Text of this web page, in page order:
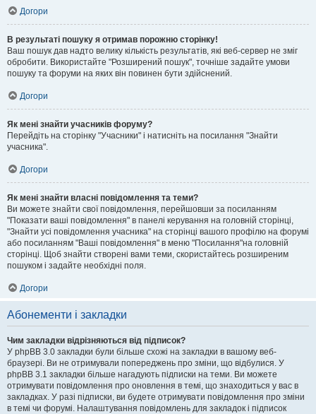
Догори
В результаті пошуку я отримав порожню сторінку!
Ваш пошук дав надто велику кількість результатів, які веб-сервер не зміг
обробити. Використайте "Розширений пошук", точніше задайте умови
пошуку та форуми на яких він повинен бути здійснений.
Догори
Як мені знайти учасників форуму?
Перейдіть на сторінку "Учасники" і натисніть на посилання "Знайти
учасника".
Догори
Як мені знайти власні повідомлення та теми?
Ви можете знайти свої повідомлення, перейшовши за посиланням
"Показати ваші повідомлення" в панелі керування на головній сторінці,
"Знайти усі повідомлення учасника" на сторінці вашого профілю на форумі
або посиланням "Ваші повідомлення" в меню "Посилання"на головній
сторінці. Щоб знайти створені вами теми, скористайтесь розширеним
пошуком і задайте необхідні поля.
Догори
Абонементи і закладки
Чим закладки відрізняються від підписок?
У phpBB 3.0 закладки були більше схожі на закладки в вашому веб-
браузері. Ви не отримували попереджень про зміни, що відбулися. У
phpBB 3.1 закладки більше нагадують підписки на теми. Ви можете
отримувати повідомлення про оновлення в темі, що знаходиться у вас в
закладках. У разі підписки, ви будете отримувати повідомлення про зміни
в темі чи форумі. Налаштування повідомлень для закладок і підписок